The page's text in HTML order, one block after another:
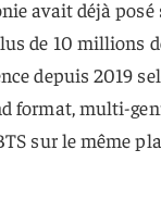
avait déjà posé
de 10 millions
depuis 2019
format, multi-
sur le même